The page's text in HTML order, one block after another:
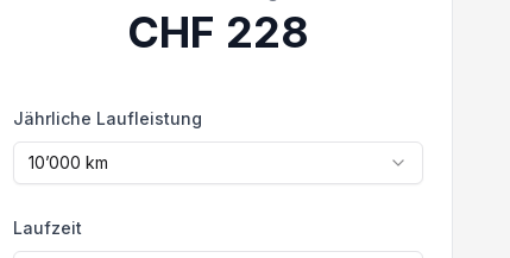
CHF 228
Jährliche Laufleistung
10’000 km
Laufzeit